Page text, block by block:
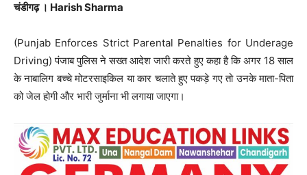
चंडीगढ़ । Harish Sharma
(Punjab Enforces Strict Parental Penalties for Underage
Driving) पंजाब पुलिस ने सख्त आदेश जारी करते हुए कहा है कि अगर 18 साल
के नाबालिग बच्चे मोटरसाइकिल या कार चलाते हुए पकड़े गए तो उनके माता-पिता
को जेल होगी और भारी जुर्माना भी लगाया जाएगा।